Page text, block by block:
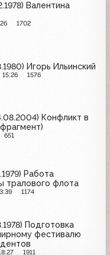
Валентина
1702
Игорь Ильинский
1576
Конфликт в
651
Работа
тралового флота
1174
Подготовка
фестивалю
1911